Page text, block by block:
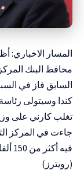
المسار الاخباري:
محافظ البنك
السابق فاز في
كندا وسيتولى
تغلب كارني على
جاءت في المركز
فيه أكثر من 150 ألفا من أعضاء الحزب.
(رويترز)